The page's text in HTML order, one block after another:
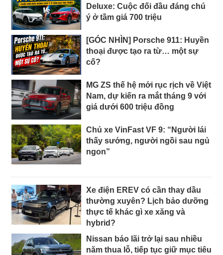
Deluxe: Cuộc đối đầu đáng chú
ý ở tầm giá 700 triệu
[GÓC NHÌN] Porsche 911: Huyền
thoại được tạo ra từ… một sự
cố?
MG ZS thế hệ mới rục rịch về Việt
Nam, dự kiến ra mắt tháng 9 với
giá dưới 600 triệu đồng
Chủ xe VinFast VF 9: “Người lái
thấy sướng, người ngồi sau ngủ
ngon”
Xe điện EREV có cần thay dầu
thường xuyên? Lịch bảo dưỡng
thực tế khác gì xe xăng và
hybrid?
Nissan báo lãi trở lại sau nhiều
năm thua lỗ, tiếp tục giữ mục tiêu